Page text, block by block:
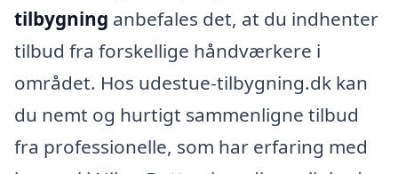
tilbygning anbefales det, at du indhenter
tilbud fra forskellige håndværkere i
området. Hos udestue-tilbygning.dk kan
du nemt og hurtigt sammenligne tilbud
fra professionelle, som har erfaring med